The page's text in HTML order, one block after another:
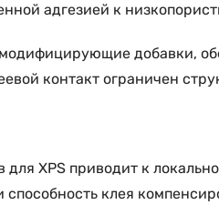
адгезией к
добавки,
контакт ограничен
для XPS приводит к
клея